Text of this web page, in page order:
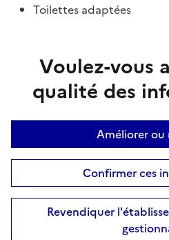
Toilettes adaptées
Voulez-vous
qualité des
Améliorer
Confirmer ces
Revendiquer